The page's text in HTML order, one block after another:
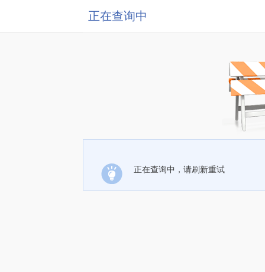
正在查询中
正在查询中，请刷新重试